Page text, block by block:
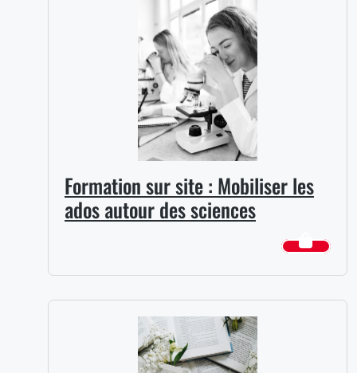
Formation sur site : Mobiliser les
ados autour des sciences